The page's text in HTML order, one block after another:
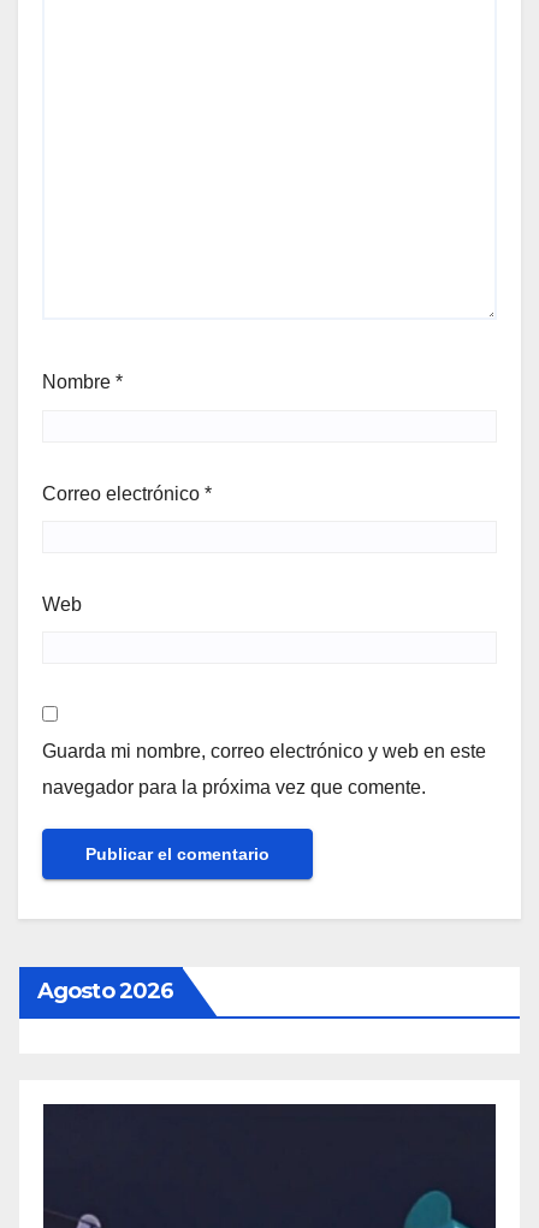
Nombre *
Correo electrónico *
Web
Guarda mi nombre, correo electrónico y web en este
navegador para la próxima vez que comente.
Agosto 2026